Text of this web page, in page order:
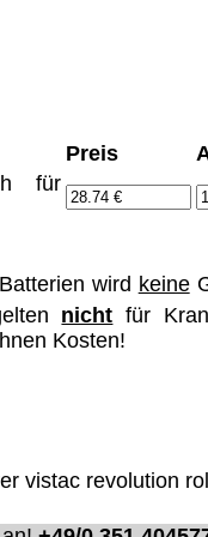
Preis
für
wird keine
nicht für
Kosten!
vistacrevolution
man durch
Inhalten,
auf